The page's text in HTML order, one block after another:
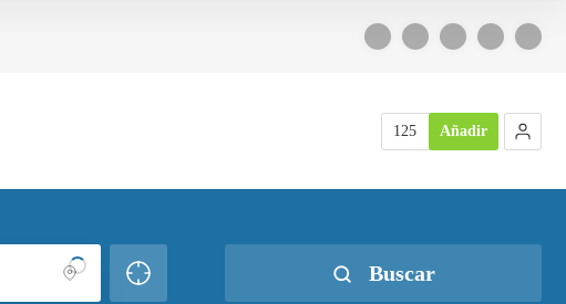
125 Añadir
Buscar